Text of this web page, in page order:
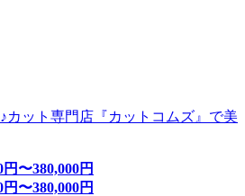
ット専門店『カットコムズ』で美
円〜380,000円
円〜380,000円